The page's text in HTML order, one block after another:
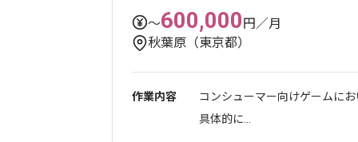
〜600,000円／月
秋葉原（東京都）
作業内容
コンシューマー向けゲームに
具体的に...